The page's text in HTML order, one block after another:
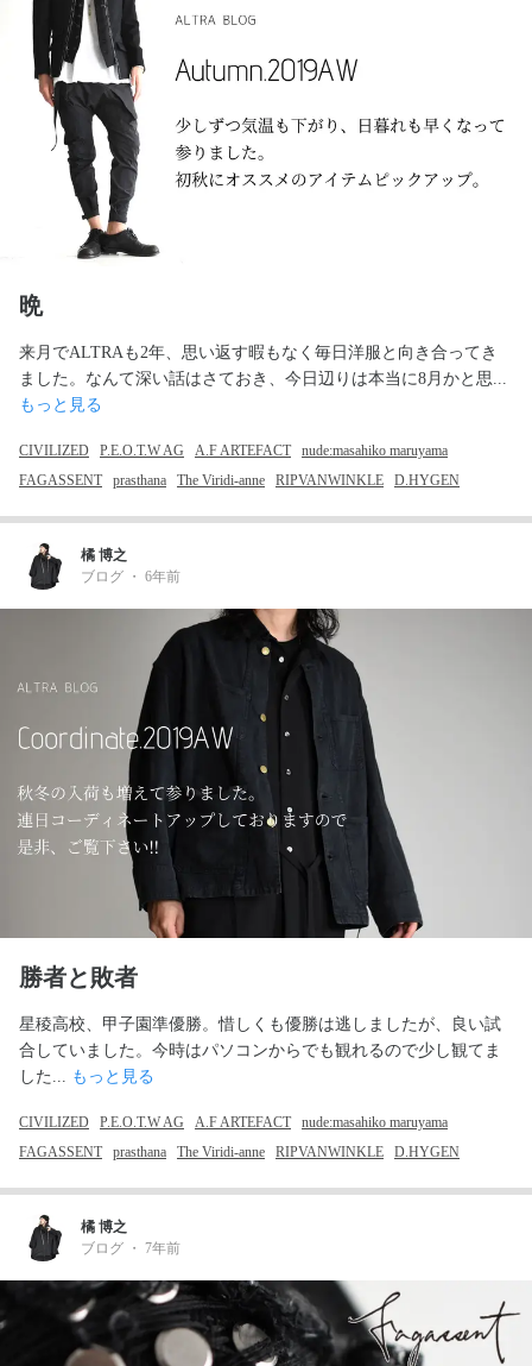
晩
来月でALTRAも2年、思い返す暇もなく毎日洋服と向き合ってき
もっと見る
CIVILIZED P.E.O.T.W AG A.F ARTEFACT
nude:masahiko maruyama
FAGASSENT
prasthana The Viridi-anne RIPVANWINKLE D.HYGEN
橘 博之
ブログ ・ 6年前
勝者と敗者
星稜高校、甲子園準優勝。惜しくも優勝は逃しましたが、良い試
合していました。今時はパソコンからでも観れるので少し観てま
した...
もっと見る
CIVILIZED P.E.O.T.W AG A.F ARTEFACT
nude:masahiko maruyama
FAGASSENT
prasthana The Viridi-anne RIPVANWINKLE D.HYGEN
橘 博之
ブログ ・ 7年前